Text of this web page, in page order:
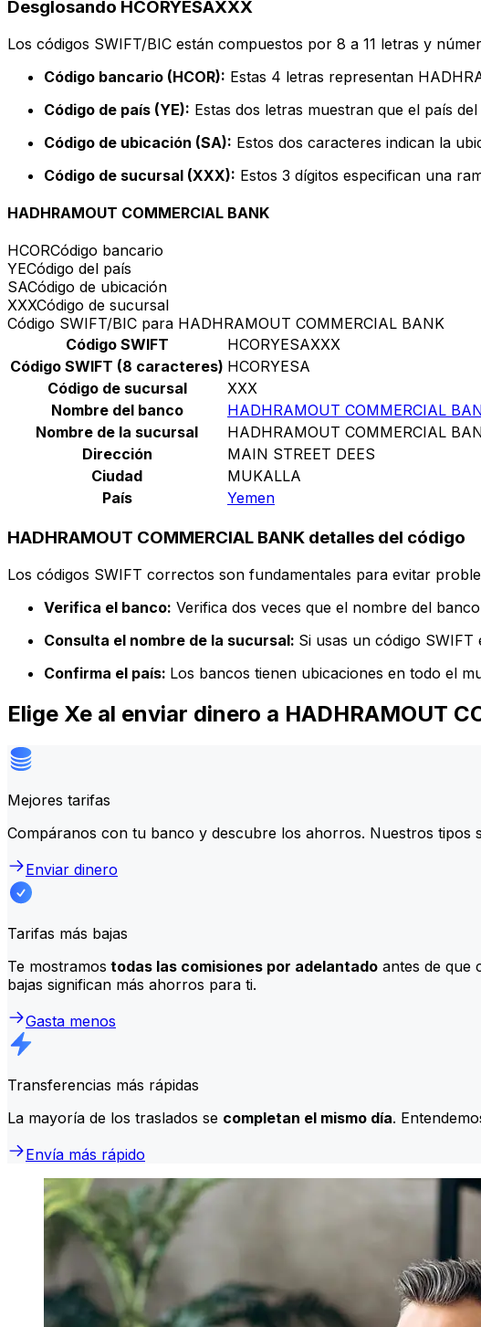
Desglosando HCORYESAXXX
Los códigos SWIFT/BIC están compuestos por 8 a 11 letras y
Código bancario (HCOR): Estas 4 letras representan
Código de país (YE): Estas dos letras muestran que el país
Código de ubicación (SA): Estos dos caracteres indican la
Código de sucursal (XXX): Estos 3 dígitos especifican una
HADHRAMOUT COMMERCIAL BANK
HCORCódigo bancario
YECódigo del país
SACódigo de ubicación
XXXCódigo de sucursal
Código SWIFT/BIC para HADHRAMOUT COMMERCIAL BANK
Código SWIFT
HCORYESAXXX
Código SWIFT (8 caracteres) HCORYESA
Código de sucursal
XXX
Nombre del banco
HADHRAMOUT COMMERCIAL
Nombre de la sucursal
HADHRAMOUT COMMERCIAL
Dirección
MAIN STREET DEES
Ciudad
MUKALLA
País
Yemen
HADHRAMOUT COMMERCIAL BANK detalles del código
Los códigos SWIFT correctos son fundamentales para evitar
Verifica el banco: Verifica dos veces que el nombre del
Consulta el nombre de la sucursal: Si usas un código
Confirma el país: Los bancos tienen ubicaciones en todo el
Elige Xe al enviar dinero a HADHRAMOUT
Mejores tarifas
Compáranos con tu banco y descubre los ahorros. Nuestros tipos
Enviar dinero
Tarifas más bajas
Te mostramos todas las comisiones por adelantado antes de que
bajas significan más ahorros para ti.
Gasta menos
Transferencias más rápidas
La mayoría de los traslados se completan el mismo día.
Envía más rápido